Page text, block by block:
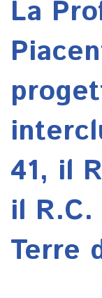
La
41, il
il
Terre